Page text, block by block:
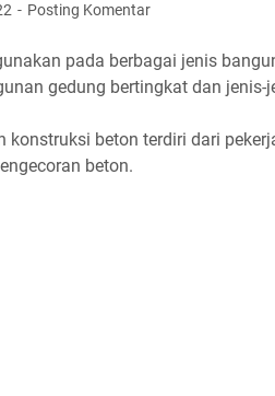
Posting Komentar
pada berbagai jenis
gedung bertingkat dan jenis-
konstruksi beton terdiri dari
beton.